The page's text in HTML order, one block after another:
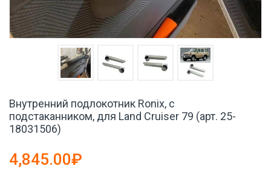
Внутренний подлокотник Ronix, с
подстаканником, для Land Cruiser 79 (арт. 25-
18031506)
4,845.00₽